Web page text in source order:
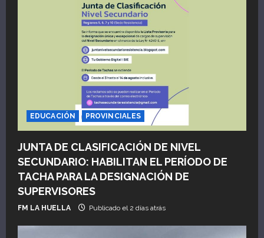
EDUCACIÓN PROVINCIALES
JUNTA DE CLASIFICACIÓN DE NIVEL
SECUNDARIO: HABILITAN EL PERÍODO DE
TACHA PARA LA DESIGNACIÓN DE
SUPERVISORES
FM LA HUELLA Publicado el 2 días atrás